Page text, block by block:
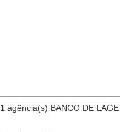
1 agência(s) BANCO DE